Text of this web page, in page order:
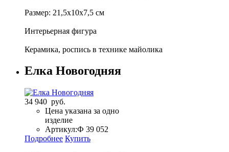
Размер: 21,5x10x7,5 см
Интерьерная фигура
Керамика, роспись в технике майолика
Елка Новогодняя
34 940 руб.
Цена указана за одно
изделие
Артикул:Ф 39 052
Подробнее Купить